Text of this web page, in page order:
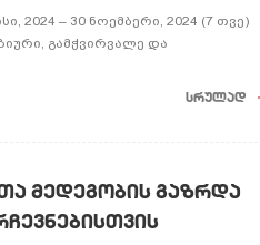
– 30 ნოემბერი, 2024 (7 თვე)
გამჭვირვალე და
სრულად
მედეგობის გაზრდა